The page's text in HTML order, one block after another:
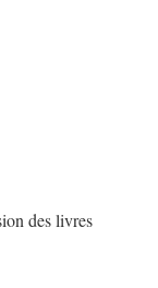
des livres